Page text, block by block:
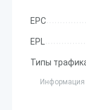
EPC
EPL
Типы
Информация